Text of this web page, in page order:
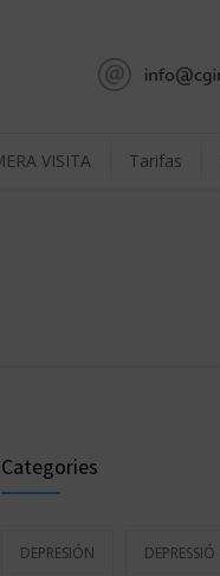
VISITA Tarifas
Categories
DEPRESIÓN DEPRESSIÓ